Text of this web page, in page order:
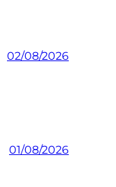
02/08/2026
01/08/2026